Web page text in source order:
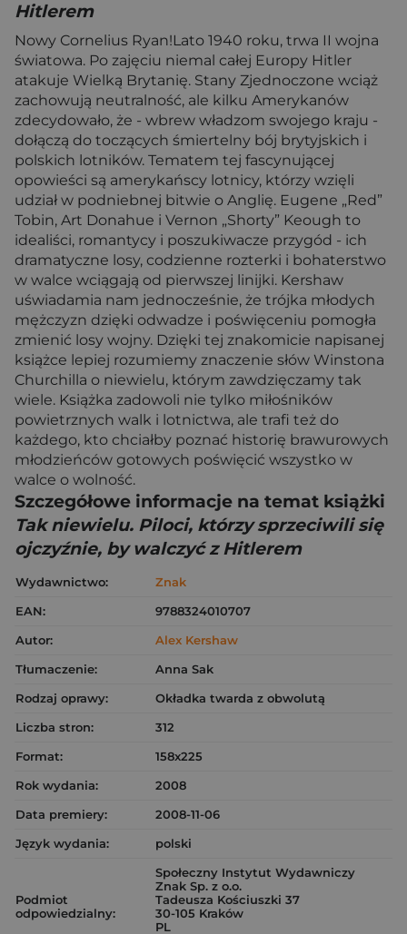
Hitlerem
Nowy Cornelius Ryan!Lato 1940 roku, trwa II wojna
światowa. Po zajęciu niemal całej Europy Hitler
atakuje Wielką Brytanię. Stany Zjednoczone wciąż
zachowują neutralność, ale kilku Amerykanów
zdecydowało, że - wbrew władzom swojego kraju -
dołączą do toczących śmiertelny bój brytyjskich i
polskich lotników. Tematem tej fascynującej
opowieści są amerykańscy lotnicy, którzy wzięli
udział w podniebnej bitwie o Anglię. Eugene „Red”
Tobin, Art Donahue i Vernon „Shorty” Keough to
idealiści, romantycy i poszukiwacze przygód - ich
dramatyczne losy, codzienne rozterki i bohaterstwo
w walce wciągają od pierwszej linijki. Kershaw
uświadamia nam jednocześnie, że trójka młodych
mężczyzn dzięki odwadze i poświęceniu pomogła
zmienić losy wojny. Dzięki tej znakomicie napisanej
książce lepiej rozumiemy znaczenie słów Winstona
Churchilla o niewielu, którym zawdzięczamy tak
wiele. Książka zadowoli nie tylko miłośników
powietrznych walk i lotnictwa, ale trafi też do
każdego, kto chciałby poznać historię brawurowych
młodzieńców gotowych poświęcić wszystko w
walce o wolność.
Szczegółowe informacje na temat książki
Tak niewielu. Piloci, którzy sprzeciwili się
ojczyźnie, by walczyć z Hitlerem
Wydawnictwo:
Znak
EAN:
9788324010707
Autor:
Alex Kershaw
Tłumaczenie:
Anna Sak
Rodzaj oprawy:
Okładka twarda z obwolutą
Liczba stron:
312
Format:
158x225
Rok wydania:
2008
Data premiery:
2008-11-06
Język wydania:
polski
Podmiot
odpowiedzialny:
Społeczny Instytut Wydawniczy
Znak Sp. z o.o.
Tadeusza Kościuszki 37
30-105 Kraków
PL